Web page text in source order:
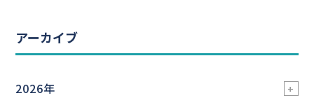
アーカイブ
2026年